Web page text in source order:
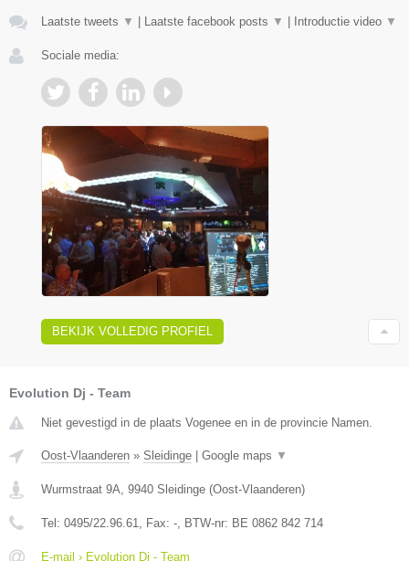
Laatste tweets ▼ Laatste facebook posts ▼ Introductie video ▼
Sociale media:
BEKIJK VOLLEDIG PROFIEL
Evolution Dj - Team
Niet gevestigd in de plaats Vogenee en in de provincie Namen.
Oost-Vlaanderen » Sleidinge Google maps ▼
Wurmstraat 9A 9940 Sleidinge (Oost-Vlaanderen)
Tel: 0495/22.96.61 , Fax: - , BTW-nr: BE 0862 842 714
E-mail › Evolution Dj - Team